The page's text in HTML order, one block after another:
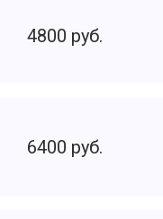
4800 руб.
6400 руб.